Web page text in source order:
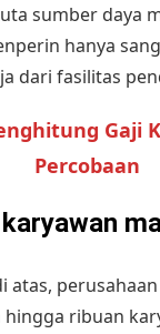
sumber daya
hanya
dari fasilitas
Gaji
Percobaan
atas,
ribuan